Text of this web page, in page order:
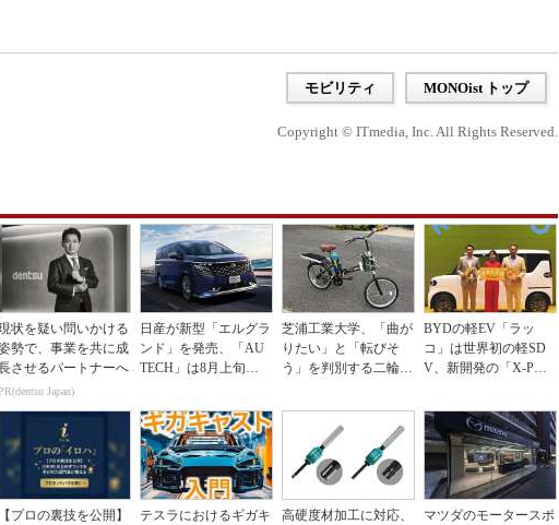
モビリティ MONOist トップ
Copyright © ITmedia, Inc. All Rights Reserved.
状を疑い問いかける
勢で、事業を共に成
させるパートナーへ
Japan)
日産が新型「エルグラ
ンド」を発売、「AU
TECH」は8月上旬に
芝浦工業大学、「曲が
りたい」と「転びそ
う」を判別する二輪車
BYDの軽EV「ラッ
コ」は世界初の軽SD
V、新開発の「X-PAC
【プロの裏技を公開】
テスラにおけるギガキ
高硬度材加工に対応、
マツダのモータースポ